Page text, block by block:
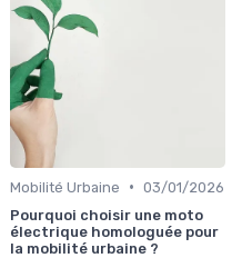
Mobilité Urbaine • 03/01/2026
Pourquoi choisir une moto
électrique homologuée pour
la mobilité urbaine ?